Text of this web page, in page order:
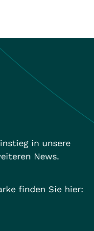
in unsere
News.
finden Sie hier: